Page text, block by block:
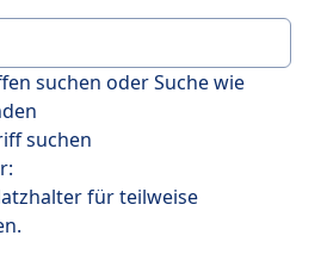
suchen oder Suche wie
suchen
für teilweise